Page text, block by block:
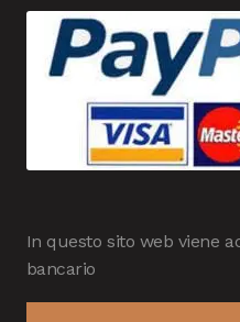
In questo sito web viene
bancario